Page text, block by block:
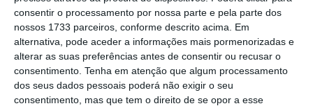
consentir o processamento por nossa parte e pela parte dos
nossos 1733 parceiros, conforme descrito acima. Em
alternativa, pode aceder a informações mais pormenorizadas e
alterar as suas preferências antes de consentir ou recusar o
consentimento. Tenha em atenção que algum processamento
dos seus dados pessoais poderá não exigir o seu
consentimento, mas que tem o direito de se opor a esse
Como é que vai ser
discriminado o valor do
depósito de reembolso na
fatura, quando compro a
embalagem?